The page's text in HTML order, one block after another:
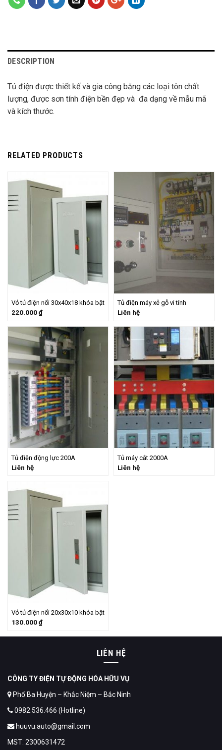
DESCRIPTION
Tủ điện được thiết kế và gia công bằng các loại tôn chất
lượng, được sơn tính điện bền đẹp và đa dạng về mẫu mã
và kích thước.
RELATED PRODUCTS
Vỏ tủ điện nổi 30x40x18 khóa bật
220.000₫
Tủ điện máy xẻ gỗ vi tính
Liên hệ
Tủ điện động lực 200A
Liên hệ
Tủ máy cắt 2000A
Liên hệ
Vỏ tủ điện nổi 20x30x10 khóa bật
130.000₫
LIÊN HỆ
CÔNG TY ĐIỆN TỰ ĐỘNG HÓA HỮU VỤ
Phố Ba Huyện – Khắc Niệm – Bắc Ninh
0982.536.466 (Hotline)
huuvu.auto@gmail.com
MST: 2300631472